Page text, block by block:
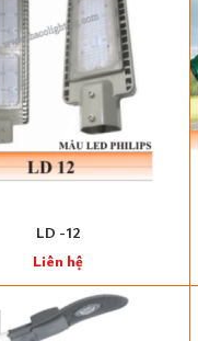
LD -12
Liên hệ